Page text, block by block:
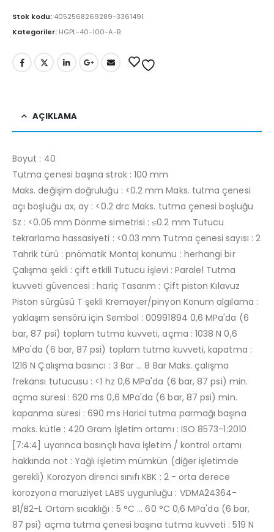
Stok kodu: 4052568269289-3361491
Kategoriler: HGPL-40-100-A-B
AÇIKLAMA
Boyut : 40
Tutma çenesi başına strok : 100 mm
Maks. değişim doğruluğu : <0.2 mm Maks. tutma çenesi
açı boşluğu ax, ay : <0.2 drc Maks. tutma çenesi boşluğu
Sz : <0.05 mm Dönme simetrisi : ≤0.2 mm Tutucu
tekrarlama hassasiyeti : <0.03 mm Tutma çenesi sayısı : 2
Tahrik türü : pnömatik Montaj konumu : herhangi bir
Çalışma şekli : çift etkili Tutucu işlevi : Paralel Tutma
kuvveti güvencesi : hariç Tasarım : Çift piston Kılavuz
Piston sürgüsü T şekli Kremayer/pinyon Konum algılama :
yaklaşım sensörü için Sembol : 00991894 0,6 MPa'da (6
bar, 87 psi) toplam tutma kuvveti, açma : 1038 N 0,6
MPa'da (6 bar, 87 psi) toplam tutma kuvveti, kapatma :
1216 N Çalışma basıncı : 3 Bar ... 8 Bar Maks. çalışma
frekansı tutucusu : <1 hz 0,6 MPa'da (6 bar, 87 psi) min.
açma süresi : 620 ms 0,6 MPa'da (6 bar, 87 psi) min.
kapanma süresi : 690 ms Harici tutma parmağı başına
maks. kütle : 420 Gram İşletim ortamı : ISO 8573-1:2010
[7:4:4] uyarınca basınçlı hava İşletim / kontrol ortamı
hakkında not : Yağlı işletim mümkün (diğer işletimde
gerekli) Korozyon direnci sınıfı KBK : 2 - orta derece
korozyona maruziyet LABS uygunluğu : VDMA24364-
B1/B2-L Ortam sıcaklığı : 5 °C ... 60 °C 0,6 MPa'da (6 bar,
87 psi) açma tutma çenesi başına tutma kuvveti : 519 N